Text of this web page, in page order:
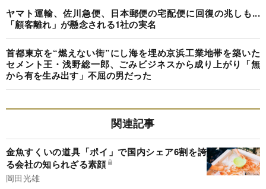
ヤマト運輸、佐川急便、日本郵便の宅配便に回復の兆しも...
「顧客離れ」が懸念される1社の実名
首都東京を“燃えない街”にし海を埋め京浜工業地帯を築いた
セメント王・浅野総一郎、ごみビジネスから成り上がり「無
から有を生み出す」不屈の男だった
関連記事
金魚すくいの道具「ポイ」で国内シェア6割を誇
る会社の知られざる素顔
岡田光雄